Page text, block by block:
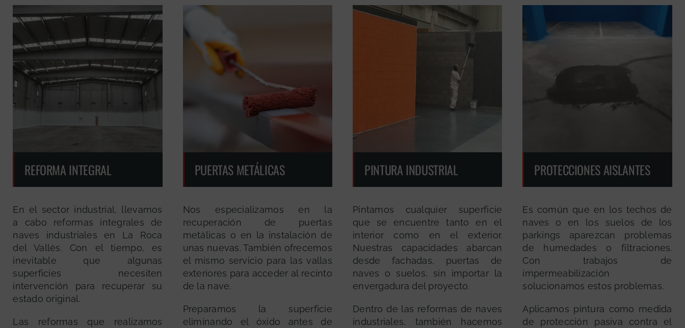
REFORMA INTEGRAL
En el sector industrial, llevamos
a cabo reformas integrales de
naves industriales en La Roca
del Vallès. Con el tiempo, es
inevitable que algunas
superficies necesiten
intervención para recuperar su
estado original.
Las reformas que realizamos
PUERTAS METÁLICAS
Nos especializamos en la
recuperación de puertas
metálicas o en la instalación de
unas nuevas. También ofrecemos
el mismo servicio para las vallas
exteriores para acceder al recinto
de la nave.
Preparamos la superficie
eliminando el óxido antes de
PINTURA INDUSTRIAL
Pintamos cualquier superficie
que se encuentre tanto en el
interior como en el exterior.
Nuestras capacidades abarcan
desde fachadas, puertas de
naves o suelos, sin importar la
envergadura del proyecto.
Dentro de las reformas de naves
industriales, también hacemos
PROTECCIONES AISLANTES
Es común que en los techos de
naves o en los suelos de los
parkings aparezcan problemas
de humedades o filtraciones.
Con trabajos de
impermeabilización
solucionamos estos problemas.
Aplicamos pintura como medida
de protección pasiva contra el